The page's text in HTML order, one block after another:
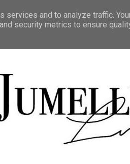
and to analyze traffic.
security metrics to ensure